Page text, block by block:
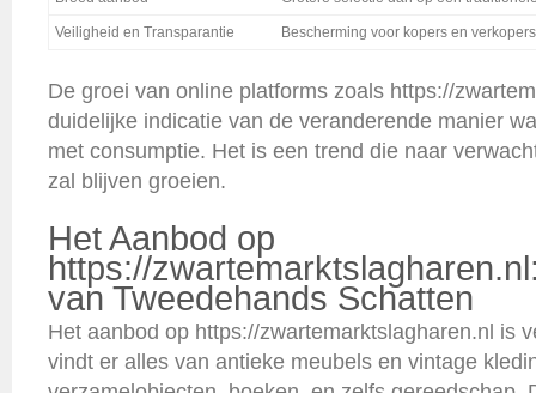
Veiligheid en Transparantie Bescherming voor kopers en
De groei van online platforms zoals https://
duidelijke indicatie van de veranderende manier
met consumptie. Het is een trend die naar
zal blijven groeien.
Het Aanbod op
https://
van Tweedehands Schatten
Het aanbod op https://zwartemarktslagharen.nl is
vindt er alles van antieke meubels en vintage